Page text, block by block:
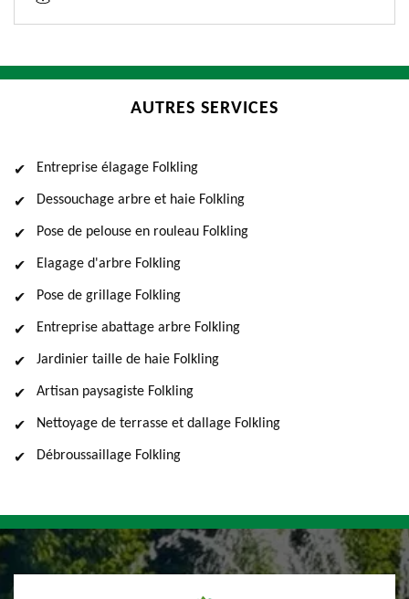
AUTRES SERVICES
Entreprise élagage Folkling
Dessouchage arbre et haie Folkling
Pose de pelouse en rouleau Folkling
Elagage d'arbre Folkling
Pose de grillage Folkling
Entreprise abattage arbre Folkling
Jardinier taille de haie Folkling
Artisan paysagiste Folkling
Nettoyage de terrasse et dallage Folkling
Débroussaillage Folkling